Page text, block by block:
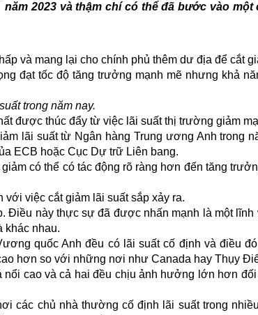
năm 2023 và thậm chí có thể đã bước vào
và mang lại cho chính phủ thêm dư địa để cắt
đạt tốc độ tăng trưởng mạnh mẽ nhưng khả
trong năm nay.
được thúc đẩy từ việc lãi suất thị trường giảm
lãi suất từ Ngân hàng Trung ương Anh trong
ECB hoặc Cục Dự trữ Liên bang.
có thể có tác động rõ ràng hơn đến tăng
việc cắt giảm lãi suất sắp xảy ra.
Điều này thực sự đã được nhấn mạnh là một lĩnh
khác nhau.
quốc Anh đều có lãi suất cố định và điều
hơn so với những nơi như Canada hay Thụy
cao và cả hai đều chịu ảnh hưởng lớn hơn
các chủ nhà thường cố định lãi suất trong